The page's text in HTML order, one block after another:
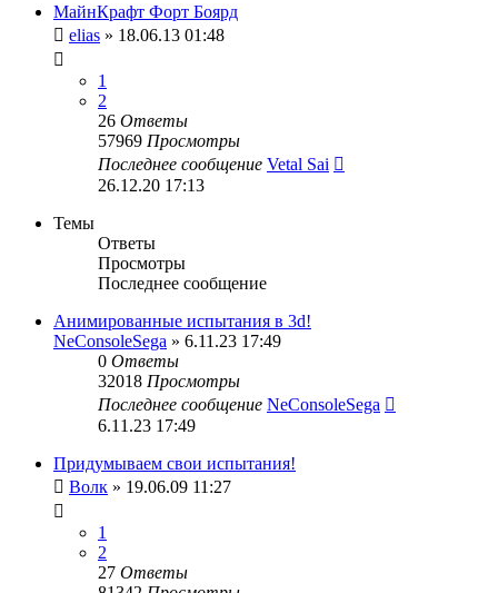
МайнКрафт Форт Боярд
elias » 18.06.13 01:48
1
2
26 Ответы
57969 Просмотры
Последнее сообщение Vetal Sai
26.12.20 17:13
Темы
Ответы
Просмотры
Последнее сообщение
Анимированные испытания в 3d!
NeConsoleSega » 6.11.23 17:49
0 Ответы
32018 Просмотры
Последнее сообщение NeConsoleSega
6.11.23 17:49
Придумываем свои испытания!
Волк » 19.06.09 11:27
1
2
27 Ответы